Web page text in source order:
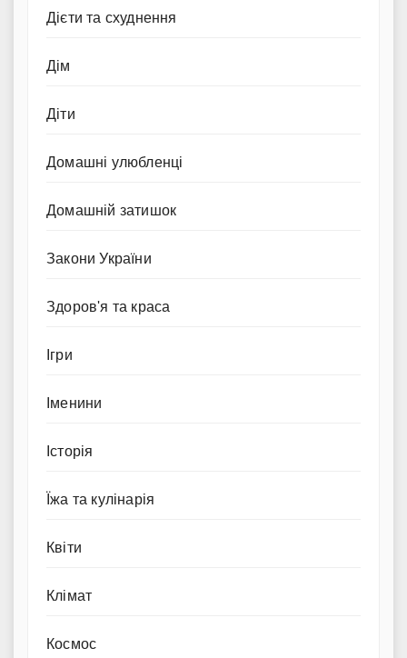
Дієти та схуднення
Дім
Діти
Домашні улюбленці
Домашній затишок
Закони України
Здоров'я та краса
Ігри
Іменини
Історія
Їжа та кулінарія
Квіти
Клімат
Космос